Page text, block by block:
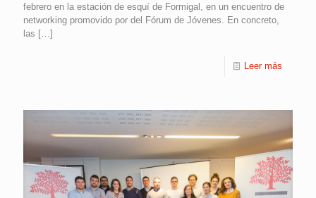
febrero en la estación de esquí de Formigal, en un encuentro de
networking promovido por del Fórum de Jóvenes. En concreto,
las […]
Leer más